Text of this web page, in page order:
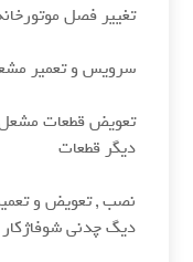
تغییر فصل
سرویس و تعمیر
تعویض قطعات مشعل
دیگر قطعات
نصب , تعویض و
دیگ چدنی شوفاژکار